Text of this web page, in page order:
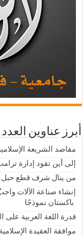
أبرز عناوين العدد
مقاصد الشريعة
إلى أين تقود إدارة
من ينال شرف قطع حبل
إنشاء صناعة الآلات
باكستان نموذجًا
قدرة اللغة العربية على
موافقة العقيدة